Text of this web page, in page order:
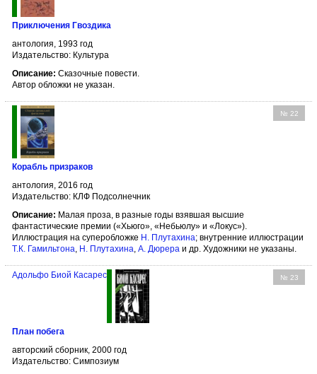
Приключения Гвоздика
антология, 1993 год
Издательство: Культура
Описание: Сказочные повести.
Автор обложки не указан.
№ 22
Корабль призраков
антология, 2016 год
Издательство: КЛФ Подсолнечник
Описание: Малая проза, в разные годы взявшая высшие
фантастические премии («Хьюго», «Небьюлу» и «Локус»).
Иллюстрация на суперобложке Н. Плутахина; внутренние иллюстрации
Т.К. Гамильтона, Н. Плутахина, А. Дюрера и др. Художники не указаны.
№ 23
Адольфо Биой Касарес
План побега
авторский сборник, 2000 год
Издательство: Симпозиум